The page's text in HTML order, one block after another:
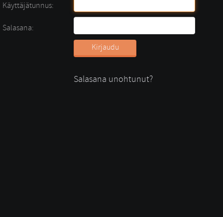
Käyttäjätunnus:
Salasana:
Salasana unohtunut?